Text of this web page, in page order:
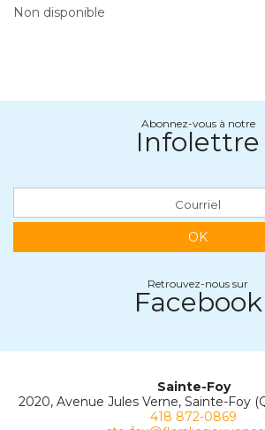
Non disponible
Abonnez-vous à notre
Infolettre
OK
Retrouvez-nous sur
Facebook
Sainte-Foy
2020, Avenue Jules Verne, Sainte-Foy
418 872-0869